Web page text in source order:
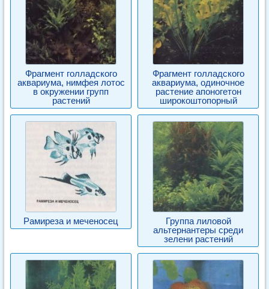
Фрагмент голладского
аквариума, нимфея лотос
в окружении групп
растений
Фрагмент голладского
аквариума, одиночное
растение апоногетон
широкоштопорный
Рамиреза и меченосец
Группа лиловой
альтернантеры среди
зелени растений